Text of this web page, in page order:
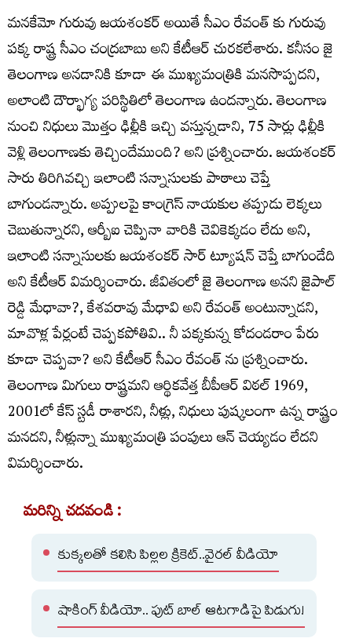
మనకేమో గురువు జయశంకర్ అయితే సీఎం రేవంత్ కు గురువు
పక్క రాష్ట్ర సీఎం చంద్రబాబు అని కేటీఆర్ చురకలేశారు. కనీసం జై
తెలంగాణ అనడానికి కూడా ఈ ముఖ్యమంత్రికి మనసొప్పదని,
అలాంటి దౌర్భాగ్య పరిస్థితిలో తెలంగాణ ఉందన్నారు. తెలంగాణ
నుంచి నిధులు మొత్తం ఢిల్లీకి ఇచ్చి వస్తున్నడాని, 75 సార్లు ఢిల్లీకి
వెళ్లి తెలంగాణకు తెచ్చిందేముంది? అని ప్రశ్నించారు. జయశంకర్
సారు తిరిగివచ్చి ఇలాంటి సన్నాసులకు పాఠాలు చెప్తే
బాగుండన్నారు. అప్పులపై కాంగ్రెస్ నాయకుల తప్పుడు లెక్కలు
చెబుతున్నారని, ఆర్బీఐ చెప్పినా వారికి చెవికెక్కడం లేదు అని,
ఇలాంటి సన్నాసులకు జయశంకర్ సార్ ట్యూషన్ చెప్తే బాగుండేది
అని కేటీఆర్ విమర్శించారు. జీవితంలో జై తెలంగాణ అనని జైపాల్
రెడ్డి మేధావా?, కేశవరావు మేధావి అని రేవంత్ అంటున్నాడని,
మావొళ్ల పేర్లంటే చెప్పకపోతివి.. నీ పక్కకున్న కోదండరాం పేరు
కూడా చెప్పవా? అని కేటీఆర్ సీఎం రేవంత్ ను ప్రశ్నించారు.
తెలంగాణ మిగులు రాష్ట్రమని ఆర్థికవేత్త బీపీఆర్ విఠల్ 1969,
2001లో కేస్ స్టడీ రాశారని, నీళ్లు, నిధులు పుష్కలంగా ఉన్న రాష్ట్రం
మనదని, నీళ్లున్నా ముఖ్యమంత్రి పంపులు ఆన్ చెయ్యడం లేదని
విమర్శించారు.
మరిన్ని చదవండి :
కుక్కలతో కలిసి పిల్లల క్రికెట్..వైరల్ వీడియో
షాకింగ్ వీడియో.. ఫుట్ బాల్ ఆటగాడిపై పిడుగు!